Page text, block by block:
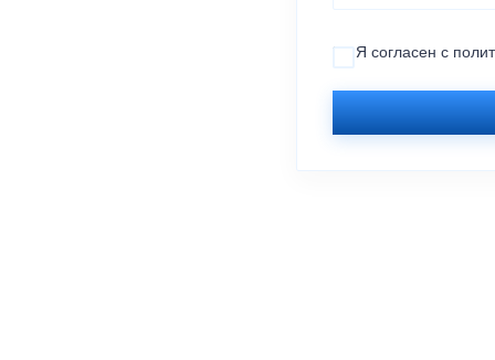
Я согласен с